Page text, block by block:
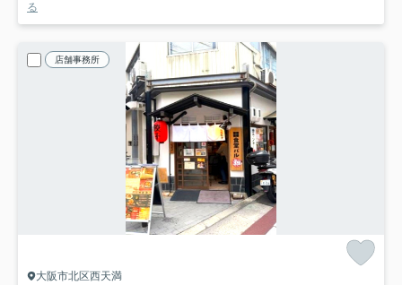
る
店舗事務所
大阪市北区西天満